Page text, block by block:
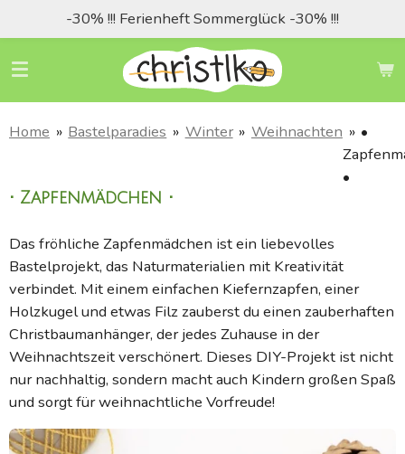
Hauptinhalt
springen
-30% !!! Ferienheft Sommerglück -30% !!!
Home » Bastelparadies » Winter » Weihnachten » •
•
• Zapfenmädchen •
Das fröhliche Zapfenmädchen ist ein liebevolles
Bastelprojekt, das Naturmaterialien mit Kreativität
verbindet. Mit einem einfachen Kiefernzapfen, einer
Holzkugel und etwas Filz zauberst du einen zauberhaften
Christbaumanhänger, der jedes Zuhause in der
Weihnachtszeit verschönert. Dieses DIY-Projekt ist nicht
nur nachhaltig, sondern macht auch Kindern großen Spaß
und sorgt für weihnachtliche Vorfreude!